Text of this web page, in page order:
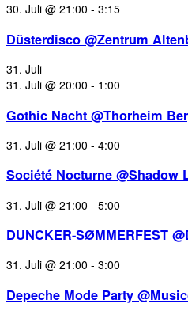
30. Juli @ 21:00 - 3:15
Düsterdisco @Zentrum
31. Juli
31. Juli @ 20:00 - 1:00
Gothic Nacht @Thorheim
31. Juli @ 21:00 - 4:00
Société Nocturne @Shadow
31. Juli @ 21:00 - 5:00
DUNCKER-SØMMERFEST
31. Juli @ 21:00 - 3:00
Depeche Mode Party